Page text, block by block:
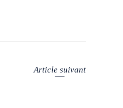
Article suivant